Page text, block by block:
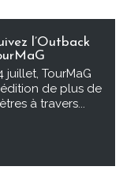
l’Outback
juillet, TourMaG
de plus de
à travers...